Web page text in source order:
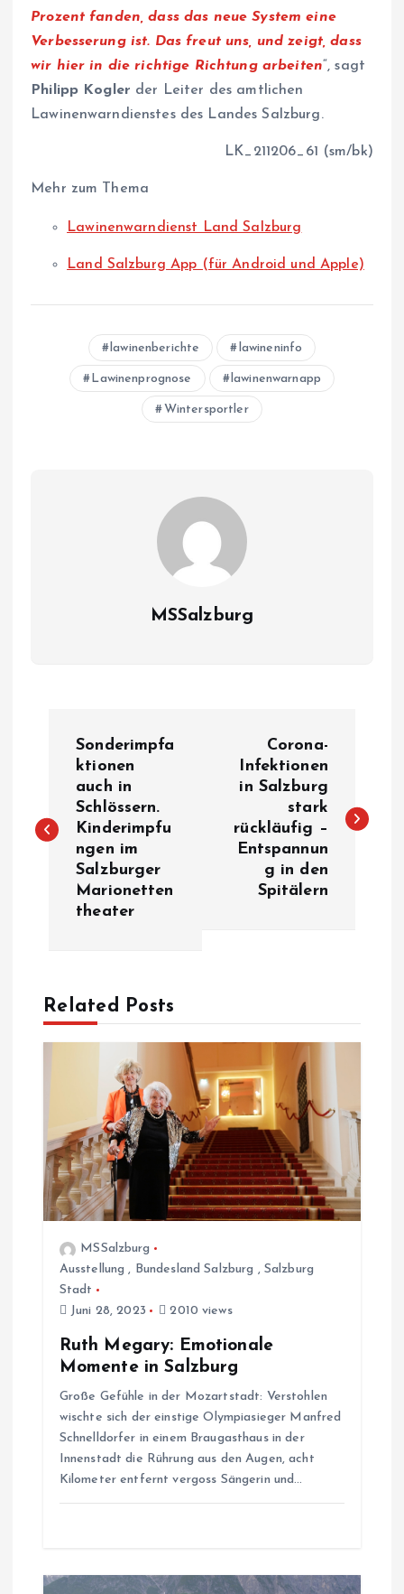
Prozent fanden, dass das neue System eine
Verbesserung ist. Das freut uns, und zeigt, dass
wir hier in die richtige Richtung arbeiten“, sagt
Philipp Kogler der Leiter des amtlichen
Lawinenwarndienstes des Landes Salzburg.
LK_211206_61 (sm/bk)
Mehr zum Thema
Lawinenwarndienst Land Salzburg
Land Salzburg App (für Android und Apple)
lawinenberichte lawineninfo
Lawinenprognose lawinenwarnapp
Wintersportler
MSSalzburg
i
g
s
v
Sonderimpfa
ktionen
auch in
Schlössern.
Kinderimpfu
ngen im
Salzburger
Marionetten
theater
Corona-
Infektionen
in Salzburg
stark
rückläufig –
Entspannun
g in den
Spitälern
Related Posts
MSSalzburg
Ausstellung , Bundesland Salzburg , Salzburg
Stadt
Juni 28, 2023
2010 views
Ruth Megary: Emotionale
Momente in Salzburg
Große Gefühle in der Mozartstadt: Verstohlen
wischte sich der einstige Olympiasieger Manfred
Schnelldorfer in einem Braugasthaus in der
Innenstadt die Rührung aus den Augen, acht
Kilometer entfernt vergoss Sängerin und…